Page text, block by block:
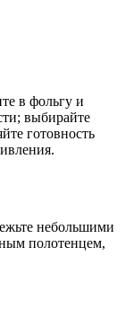
в фольгу и
выбирайте
готовность
небольшими
полотенцем,